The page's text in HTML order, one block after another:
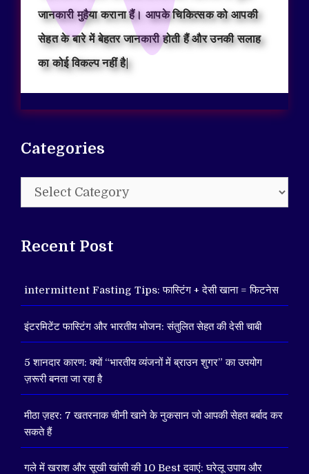
जानकारी मुहैया कराना हैं। आपके चिकित्सक को आपकी
सेहत के बारे में बेहतर जानकारी होती हैं और उनकी सलाह
का कोई विकल्प नहीं है|
Categories
Categories
Recent Post
intermittent Fasting Tips: फास्टिंग + देसी खाना = फिटनेस
इंटरमिटेंट फास्टिंग और भारतीय भोजन: संतुलित सेहत की देसी चाबी
5 शानदार कारण: क्यों “भारतीय व्यंजनों में ब्राउन शुगर” का उपयोग
ज़रूरी बनता जा रहा है
मीठा ज़हर: 7 खतरनाक चीनी खाने के नुकसान जो आपकी सेहत बर्बाद कर
सकते हैं
गले में खराश और सूखी खांसी की 10 Best दवाएं: घरेलू उपाय और